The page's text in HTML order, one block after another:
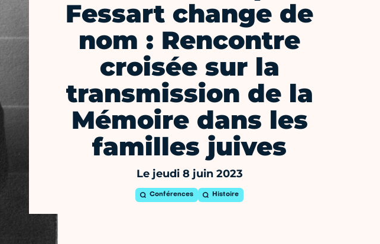
Fessart change de
nom : Rencontre
croisée sur la
transmission de la
Mémoire dans les
familles juives
Le jeudi 8 juin 2023
Conférences Histoire